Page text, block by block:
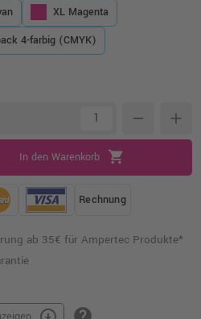
XL Magenta
4-farbig (CMYK)
remove add
In den Warenkorb shopping_cart
Rechnung
ab 35€ für Ampertec Produkte*